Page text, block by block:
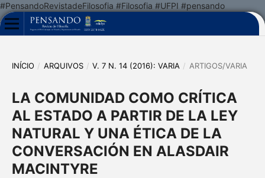
#PensandoRevistadeFilosofia #Filosofia #UFPI #pensando
INÍCIO / ARQUIVOS / V. 7 N. 14 (2016): VARIA / ARTIGOS/VARIA
LA COMUNIDAD COMO CRÍTICA
AL ESTADO A PARTIR DE LA LEY
NATURAL Y UNA ÉTICA DE LA
CONVERSACIÓN EN ALASDAIR
MACINTYRE